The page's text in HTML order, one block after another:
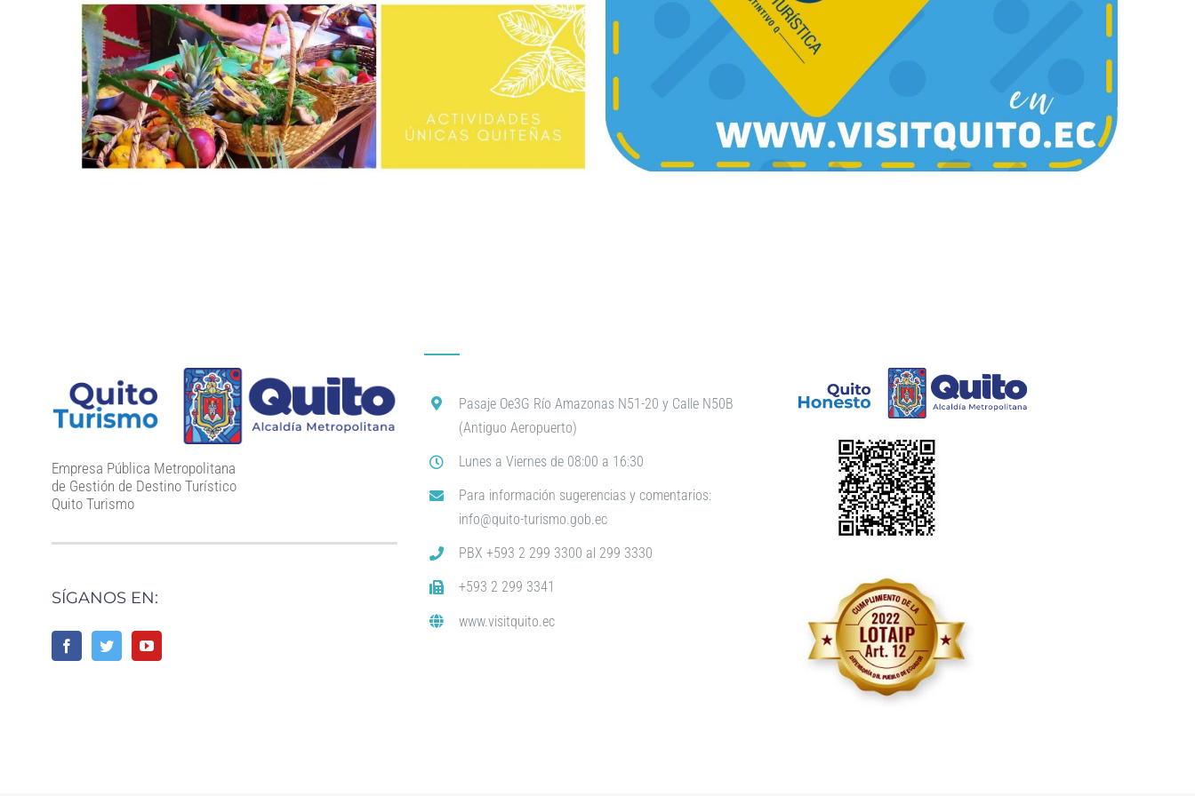
Empresa Pública Metropolitana
de Gestión de Destino Turístico
Quito Turismo
SÍGANOS EN:
Pasaje Oe3G Río Amazonas N51-20 y Calle N50B
(Antiguo Aeropuerto)
Lunes a Viernes de 08:00 a 16:30
Para información sugerencias y comentarios:
info@quito-turismo.gob.ec
PBX +593 2 299 3300 al 299 3330
+593 2 299 3341
www.visitquito.ec